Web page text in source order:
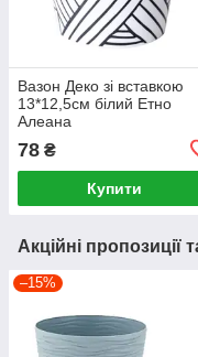
Вазон Деко зі вставкою
13*12,5см білий Етно
Алеана
78 ₴
Купити
Акційні пропозиції
–15%